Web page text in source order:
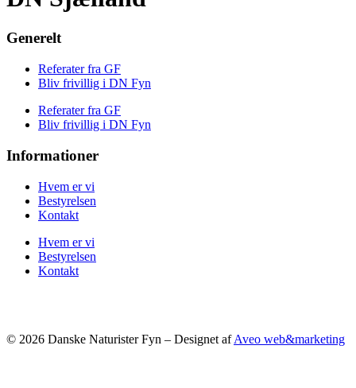
Generelt
Referater fra GF
Bliv frivillig i DN Fyn
Referater fra GF
Bliv frivillig i DN Fyn
Informationer
Hvem er vi
Bestyrelsen
Kontakt
Hvem er vi
Bestyrelsen
Kontakt
© 2026 Danske Naturister Fyn – Designet afAveo web&marketing